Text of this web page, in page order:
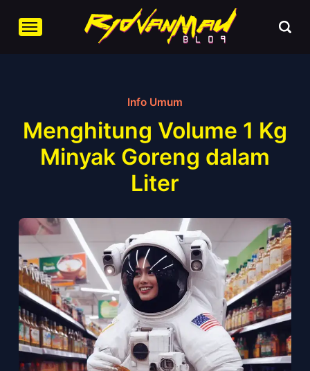
Info Umum
Menghitung Volume 1 Kg
Minyak Goreng dalam
Liter